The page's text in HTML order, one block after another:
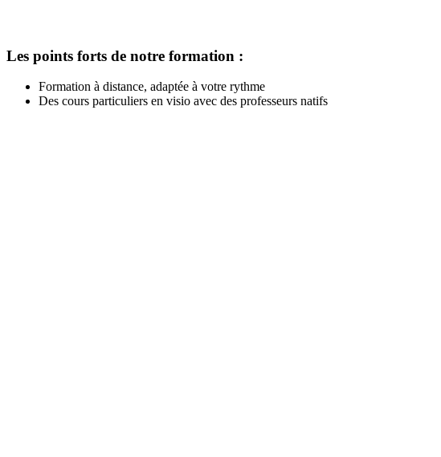
Les points forts de notre formation :
Formation à distance, adaptée à votre rythme
Des cours particuliers en visio avec des professeurs natifs